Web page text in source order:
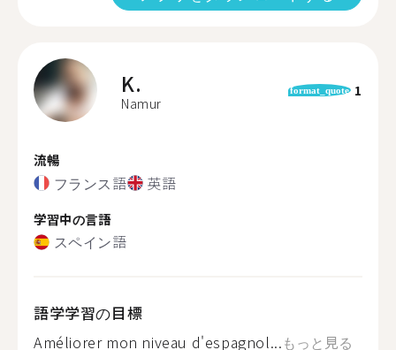
K.
Namur
format_quote 1
流暢
フランス語 英語
学習中の言語
スペイン語
語学学習の目標
Améliorer mon niveau d'espagnol...もっと見る